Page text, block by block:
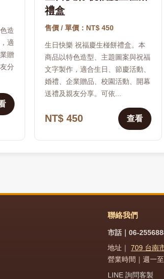
造
適
贈
分
禮盒
售價 / 單價：NT$ 450
生日快樂 祝福慶生椪餅禮盒。本
商品以特色造型、主題圖案與祝福
文字製作，適合生日、節慶活動、
婚禮、企業贈品、校園活動、開幕
送禮及親友分享。可依...
NT$ 450 查看
聯絡我們
市話｜06-
地址｜709 台南
營業時間｜週一
LINE 詢問客製